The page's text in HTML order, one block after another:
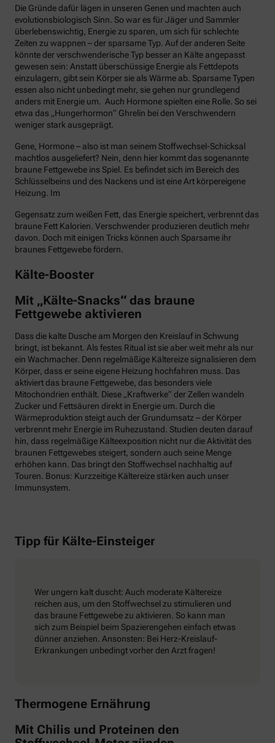
Die Gründe dafür lägen in unseren Genen und machten auch
evolutionsbiologisch Sinn. So war es für Jäger und Sammler
überlebenswichtig, Energie zu sparen, um sich für schlechte
Zeiten zu wappnen – der sparsame Typ. Auf der anderen Seite
könnte der verschwenderische Typ besser an Kälte angepasst
gewesen sein: Anstatt überschüssige Energie als Fettdepots
einzulagern, gibt sein Körper sie als Wärme ab. Sparsame Typen
essen also nicht unbedingt mehr, sie gehen nur grundlegend
anders mit Energie um. Auch Hormone spielten eine Rolle. So sei
etwa das „Hungerhormon“ Ghrelin bei den Verschwendern
weniger stark ausgeprägt.
Gene, Hormone – also ist man seinem Stoffwechsel-Schicksal
machtlos ausgeliefert? Nein, denn hier kommt das sogenannte
braune Fettgewebe ins Spiel. Es befindet sich im Bereich des
Schlüsselbeins und des Nackens und ist eine Art körpereigene
Heizung. Im
Gegensatz zum weißen Fett, das Energie speichert, verbrennt das
braune Fett Kalorien. Verschwender produzieren deutlich mehr
davon. Doch mit einigen Tricks können auch Sparsame ihr
braunes Fettgewebe fördern.
Kälte-Booster
Mit „Kälte-Snacks“ das braune
Fettgewebe aktivieren
Dass die kalte Dusche am Morgen den Kreislauf in Schwung
bringt, ist bekannt. Als festes Ritual ist sie aber weit mehr als nur
ein Wachmacher. Denn regelmäßige Kältereize signalisieren dem
Körper, dass er seine eigene Heizung hochfahren muss. Das
aktiviert das braune Fettgewebe, das besonders viele
Mitochondrien enthält. Diese „Kraftwerke“ der Zellen wandeln
Zucker und Fettsäuren direkt in Energie um. Durch die
Wärmeproduktion steigt auch der Grundumsatz – der Körper
verbrennt mehr Energie im Ruhezustand. Studien deuten darauf
hin, dass regelmäßige Kälteexposition nicht nur die Aktivität des
braunen Fettgewebes steigert, sondern auch seine Menge
erhöhen kann. Das bringt den Stoffwechsel nachhaltig auf
Touren. Bonus: Kurzzeitige Kältereize stärken auch unser
Immunsystem.
Tipp für Kälte-Einsteiger
Wer ungern kalt duscht: Auch moderate Kältereize
reichen aus, um den Stoffwechsel zu stimulieren und
das braune Fettgewebe zu aktivieren. So kann man
sich zum Beispiel beim Spazierengehen einfach etwas
dünner anziehen. Ansonsten: Bei Herz-Kreislauf-
Erkrankungen unbedingt vorher den Arzt fragen!
Thermogene Ernährung
Mit Chilis und Proteinen den